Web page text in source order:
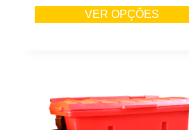
VER OPÇÕES